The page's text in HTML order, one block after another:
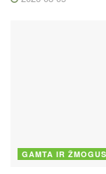
GAMTA IR ŽMOGUS